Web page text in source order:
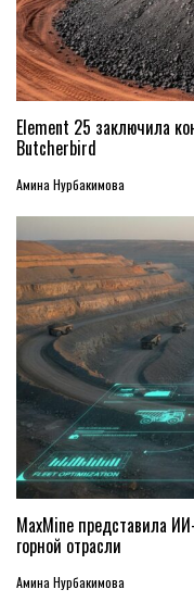
Element 25 заключила
Butcherbird
Амина Нурбакимова
MaxMine представила
горной отрасли
Амина Нурбакимова